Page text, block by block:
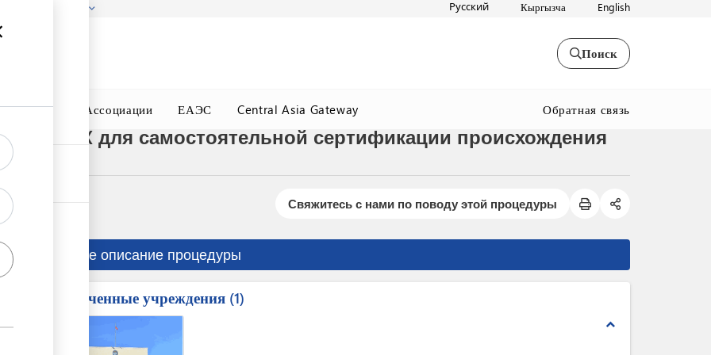
Русский Кыргызча English
Поиск
Окна Ассоциации ЕАЭС Central Asia Gateway Обратная связь
REX для самостоятельной сертификации происхождения
Свяжитесь с нами по поводу этой процедуры
Краткое описание процедуры
Вовлеченные учреждения 1
expand_less